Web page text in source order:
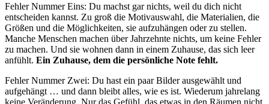
Fehler Nummer Eins: Du machst gar nichts, weil du dich nicht
entscheiden kannst. Zu groß die Motivauswahl, die Materialien, die
Größen und die Möglichkeiten, sie aufzuhängen oder zu stellen.
Manche Menschen machen über Jahrzehnte nichts, um keine Fehler
zu machen. Und sie wohnen dann in einem Zuhause, das sich leer
anfühlt. Ein Zuhause, dem die persönliche Note fehlt.
Fehler Nummer Zwei: Du hast ein paar Bilder ausgewählt und
aufgehängt … und dann bleibt alles, wie es ist. Wiederum jahrelang
keine Veränderung. Nur das Gefühl, das etwas in den Räumen nicht